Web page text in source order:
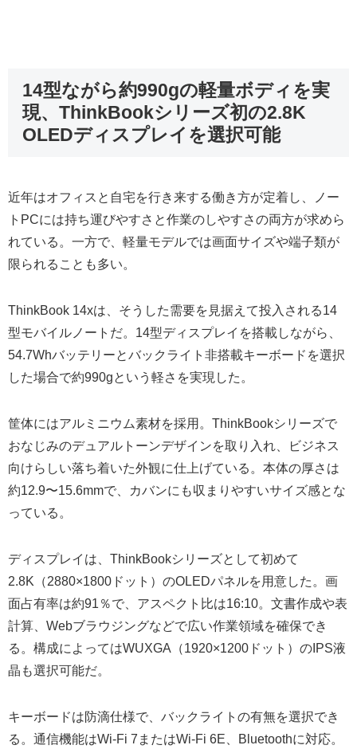
14型ながら約990gの軽量ボディを実
現、ThinkBookシリーズ初の2.8K
OLEDディスプレイを選択可能
近年はオフィスと自宅を行き来する働き方が定着し、ノー
トPCには持ち運びやすさと作業のしやすさの両方が求めら
れている。一方で、軽量モデルでは画面サイズや端子類が
限られることも多い。
ThinkBook 14xは、そうした需要を見据えて投入される14
型モバイルノートだ。14型ディスプレイを搭載しながら、
54.7Whバッテリーとバックライト非搭載キーボードを選択
した場合で約990gという軽さを実現した。
筐体にはアルミニウム素材を採用。ThinkBookシリーズで
おなじみのデュアルトーンデザインを取り入れ、ビジネス
向けらしい落ち着いた外観に仕上げている。本体の厚さは
約12.9〜15.6mmで、カバンにも収まりやすいサイズ感とな
っている。
ディスプレイは、ThinkBookシリーズとして初めて
2.8K（2880×1800ドット）のOLEDパネルを用意した。画
面占有率は約91％で、アスペクト比は16:10。文書作成や表
計算、Webブラウジングなどで広い作業領域を確保でき
る。構成によってはWUXGA（1920×1200ドット）のIPS液
晶も選択可能だ。
キーボードは防滴仕様で、バックライトの有無を選択でき
る。通信機能はWi-Fi 7またはWi-Fi 6E、Bluetoothに対応。